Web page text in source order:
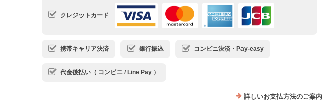
クレジットカード
携帯キャリア決済 銀行振込 コンビニ決済・Pay-easy
代金後払い（ コンビニ / Line Pay ）
詳しいお支払方法のご案内